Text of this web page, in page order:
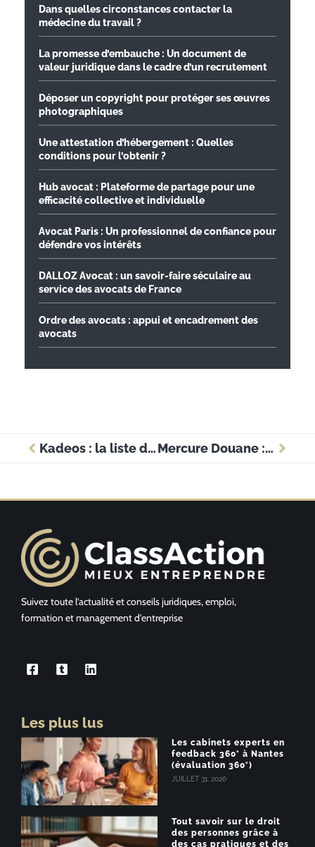
Dans quelles circonstances contacter la
médecine du travail ?
La promesse d’embauche : Un document de
valeur juridique dans le cadre d’un recrutement
Déposer un copyright pour protéger ses œuvres
photographiques
Une attestation d’hébergement : Quelles
conditions pour l’obtenir ?
Hub avocat : Plateforme de partage pour une
efficacité collective et individuelle
Avocat Paris : Un professionnel de confiance pour
défendre vos intérêts
DALLOZ Avocat : un savoir-faire séculaire au
service des avocats de France
Ordre des avocats : appui et encadrement des
avocats
Kadeos : la liste des enseignes où utiliser votre carte cadeau Mercure Douane : la méthode pour accéder rapidement à la plateforme en ligne
Suivez toute l’actualité et conseils juridiques, emploi,
formation et management d’entreprise
Les plus lus
Les cabinets experts en
feedback 360° à Nantes
(évaluation 360°)
JUILLET 31, 2026
Tout savoir sur le droit
des personnes grâce à
des cas pratiques et des